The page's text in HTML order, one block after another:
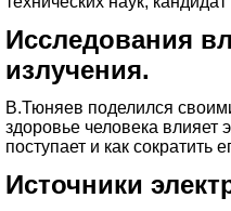
Исследования
излучения.
В.Тюняев поделился
здоровье человека влияет
поступает и как сократить
Источники